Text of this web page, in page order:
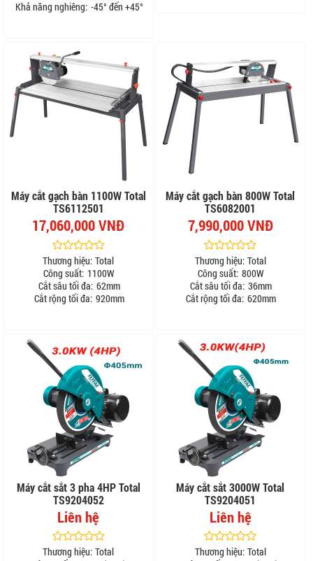
Khả năng nghiêng: -45° đến +45°
Máy cắt gạch bàn 1100W Total
TS6112501
17,060,000 VNĐ
Thương hiệu: Total
Công suất: 1100W
Cắt sâu tối đa: 62mm
Cắt rộng tối đa: 920mm
Máy cắt gạch bàn 800W Total
TS6082001
7,990,000 VNĐ
Thương hiệu: Total
Công suất: 800W
Cắt sâu tối đa: 36mm
Cắt rộng tối đa: 620mm
Máy cắt sắt 3 pha 4HP Total
TS9204052
Liên hệ
Thương hiệu: Total
Máy cắt sắt 3000W Total
TS9204051
Liên hệ
Thương hiệu: Total